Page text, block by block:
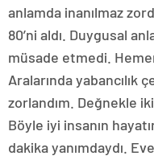
anlamda inanılmaz
80’ni aldı. Duygusal
müsade etmedi.
Aralarında yabancılık
zorlandım. Değnekle
Böyle iyi insanın
dakika yanımdaydı.